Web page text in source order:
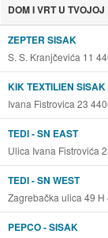
DOM I VRT U
ZEPTER SISAK
S. S. Kranjčevića 11
KIK TEXTILIEN
Ivana Fistrovica 23
TEDI - SN EAST
Ulica Ivana Fistrovića
TEDI - SN WEST
Zagrebačka ulica 49
PEPCO - SISAK